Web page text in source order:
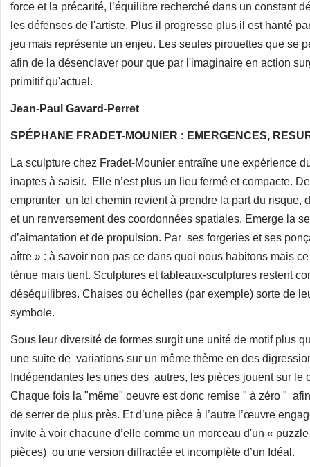
force et la précarité, l’équilibre recherché dans un constant
les défenses de l'artiste. Plus il progresse plus il est hanté
jeu mais représente un enjeu. Les seules pirouettes que se
afin de la désenclaver pour que par l'imaginaire en action
primitif qu'actuel.
Jean-Paul Gavard-Perret
SPÉPHANE FRADET-MOUNIER : EMERGENCES,
La sculpture chez Fradet-Mounier entraîne une expérience
inaptes à saisir. Elle n’est plus un lieu fermé et compacte.
emprunter un tel chemin revient à prendre la part du
et un renversement des coordonnées spatiales. Emerge la
d’aimantation et de propulsion. Par ses forgeries et ses
aître » : à savoir non pas ce dans quoi nous habitons mais
ténue mais tient. Sculptures et tableaux-sculptures restent
déséquilibres. Chaises ou échelles (par exemple) sorte de
symbole.
Sous leur diversité de formes surgit une unité de motif plus
une suite de variations sur un même thème en des
Indépendantes les unes des autres, les pièces jouent sur le
Chaque fois la "même" oeuvre est donc remise " à zéro "
de serrer de plus près. Et d’une pièce à l’autre l’œuvre
invite à voir chacune d’elle comme un morceau d'un «
pièces) ou une version diffractée et incomplète d’un Idéal.